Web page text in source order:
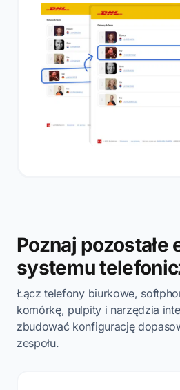
Poznaj pozostałe
systemu
Łącz telefony biurkowe,
komórkę, pulpity i narzędzia
zbudować konfigurację
zespołu.